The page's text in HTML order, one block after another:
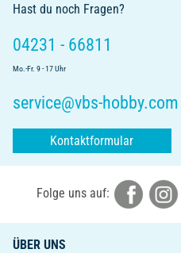
Hast du noch Fragen?
04231 - 66811
Mo.-Fr. 9 - 17 Uhr
service@vbs-hobby.com
Kontaktformular
Folge uns auf:
ÜBER UNS